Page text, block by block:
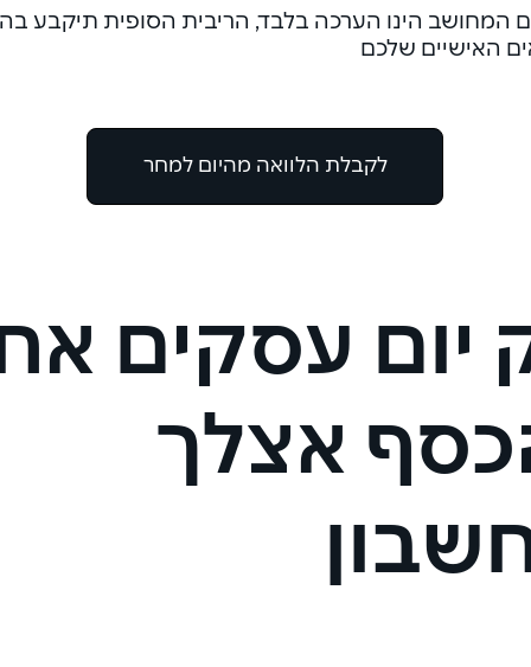
המחושב הינו הערכה בלבד, הריבית הסופית תיקבע
האישיים שלכם
לקבלת הלוואה מהיום למחר
יום עסקים
אצלך